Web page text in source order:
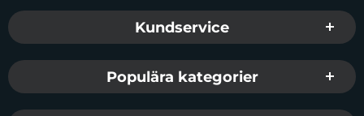
Sidfot Blandad info och länkar
Kundservice
Populära kategorier